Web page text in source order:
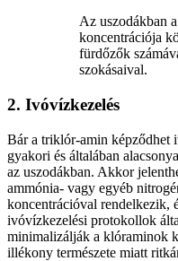
Az uszodákban
koncentrációja
fürdőzők
szokásaival.
2. Ivóvízkezelés
Bár a triklór-amin képződhet
gyakori és általában
az uszodákban. Akkor
ammónia- vagy egyéb
koncentrációval rendelkezik,
ivóvízkezelési protokollok
minimalizálják a klóraminok
illékony természete miatt